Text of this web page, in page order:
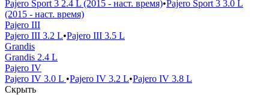
Pajero Sport 3 2.4 L (2015 - наст. время)•Pajero Sport 3 3.0 L
(2015 - наст. время)
Pajero III
Pajero III 3.2 L•Pajero III 3.5 L
Grandis
Grandis 2.4 L
Pajero IV
Pajero IV 3.0 L •Pajero IV 3.2 L•Pajero IV 3.8 L
Скрыть